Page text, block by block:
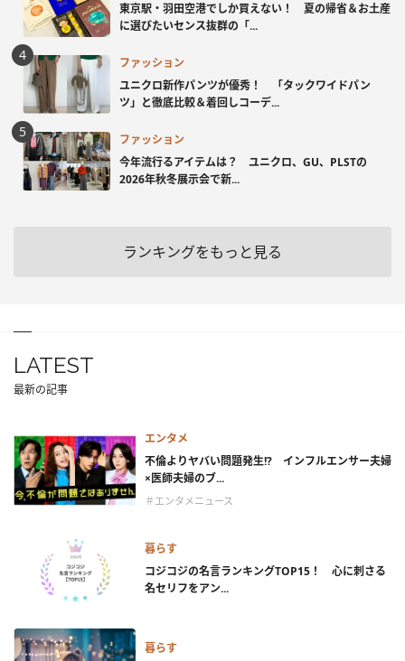
東京駅・羽田空港でしか買えない！ 夏の帰省＆お土産
に選びたいセンス抜群の「...
ファッション
ユニクロ新作パンツが優秀！ 「タックワイドパン
ツ」と徹底比較＆着回しコーデ...
ファッション
今年流行るアイテムは？ ユニクロ、GU、PLSTの
2026年秋冬展示会で新...
ランキングをもっと見る
LATEST
最新の記事
エンタメ
不倫よりヤバい問題発生!? インフルエンサー夫婦
×医師夫婦のブ...
＃エンタメニュース
暮らす
コジコジの名言ランキングTOP15！ 心に刺さる
名セリフをアン...
暮らす